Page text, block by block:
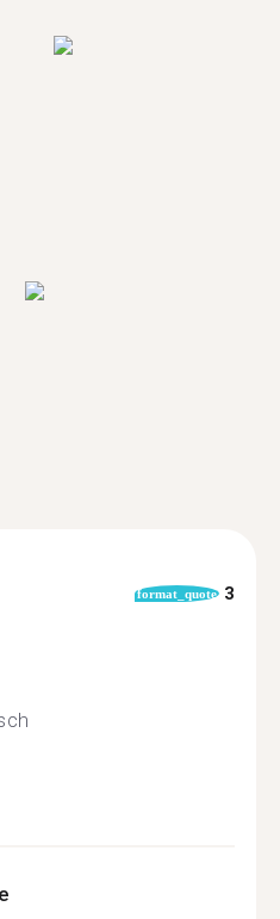
format_quote 3